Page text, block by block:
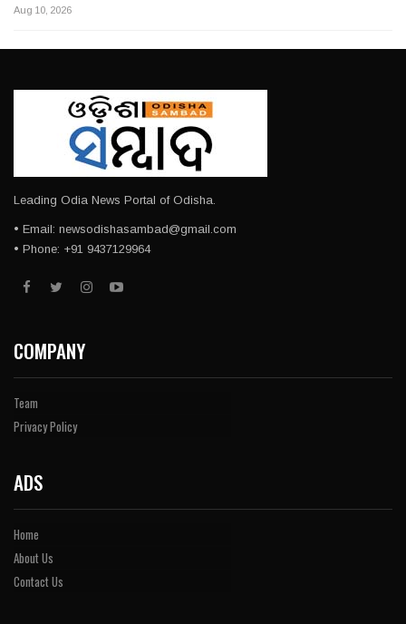
Aug 10, 2026
Leading Odia News Portal of Odisha.
• Email: newsodishasambad@gmail.com
• Phone: +91 9437129964
COMPANY
Team
Privacy Policy
ADS
Home
About Us
Contact Us